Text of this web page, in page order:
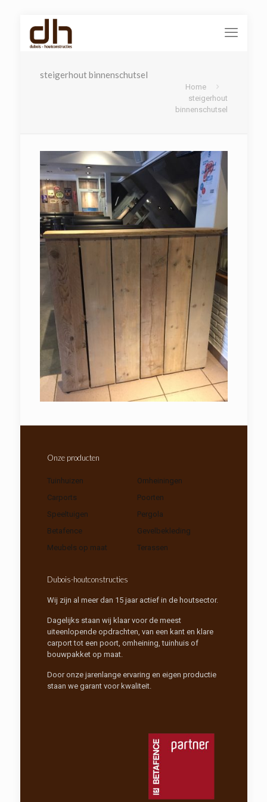
steigerhout binnenschutsel
Home
steigerhout
binnenschutsel
Onze producten
Tuinhuizen
Carports
Speeltuigen
Betafence
Meubels op maat
Omheiningen
Poorten
Pergola
Gevelbekleding
Terassen
Dubois-houtconstructies
Wij zijn al meer dan 15 jaar actief in de houtsector.
Dagelijks staan wij klaar voor de meest
uiteenlopende opdrachten, van een kant en klare
carport tot een poort, omheining, tuinhuis of
bouwpakket op maat.
Door onze jarenlange ervaring en eigen productie
staan we garant voor kwaliteit.